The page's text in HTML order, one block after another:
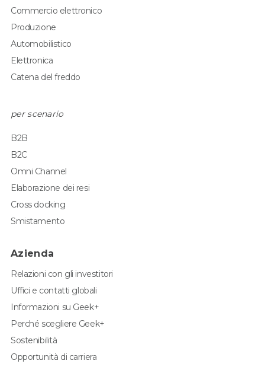
Commercio elettronico
Produzione
Automobilistico
Elettronica
Catena del freddo
per scenario
B2B
B2C
Omni Channel
Elaborazione dei resi
Cross docking
Smistamento
Azienda
Relazioni con gli investitori
Uffici e contatti globali
Informazioni su Geek+
Perché scegliere Geek+
Sostenibilità
Opportunità di carriera